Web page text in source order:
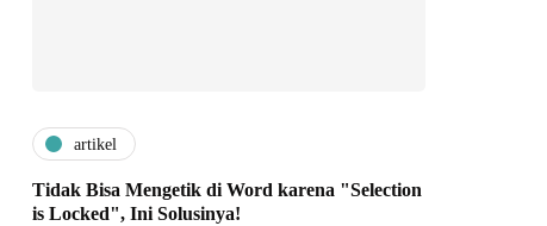
artikel
Tidak Bisa Mengetik di Word karena "Selection
is Locked", Ini Solusinya!